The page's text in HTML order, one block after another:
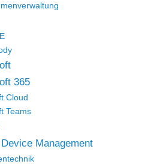
365
Cloud
Teams
Management